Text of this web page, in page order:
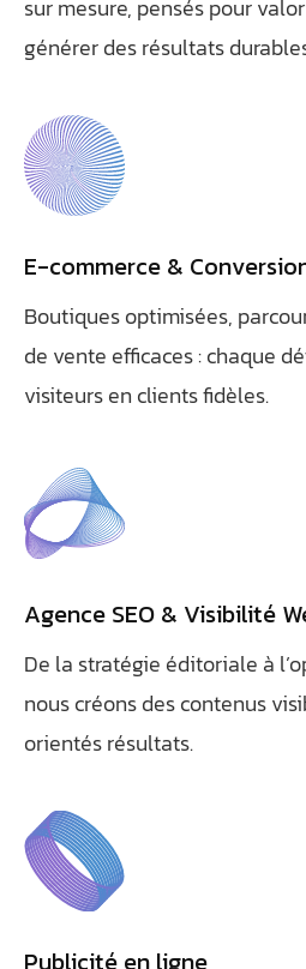
sur mesure, pensés pour
générer des résultats
E-commerce &
Boutiques optimisées,
de vente efficaces : chaque
visiteurs en clients fidèles.
Agence SEO & Visibilité
De la stratégie éditoriale à
nous créons des contenus
orientés résultats.
Publicité en ligne